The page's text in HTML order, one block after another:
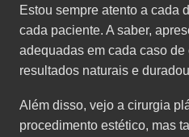
Estou sempre atento a cada
cada paciente. A saber,
adequadas em cada caso
resultados naturais e
Além disso, vejo a cirurgia
procedimento estético, mas